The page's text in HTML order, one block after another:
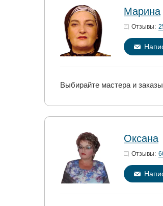
Марина
Отзывы:
Выбирайте мастера и
Оксана
Отзывы: